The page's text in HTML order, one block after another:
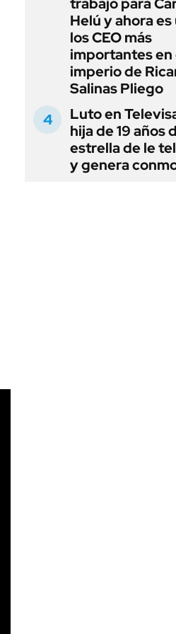
Helú y ahora
los CEO más
importantes en
imperio de
Salinas Pliego
Luto en
hija de 19 años
estrella de le
y genera